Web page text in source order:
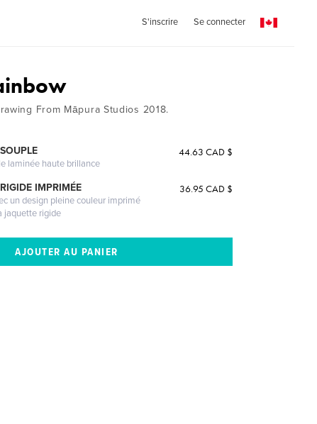
S'inscrire Se connecter
From Māpura Studios 2018.
laminée haute brillance
44.63 CAD $
IMPRIMÉE
un design pleine couleur imprimé
jaquette rigide
36.95 CAD $